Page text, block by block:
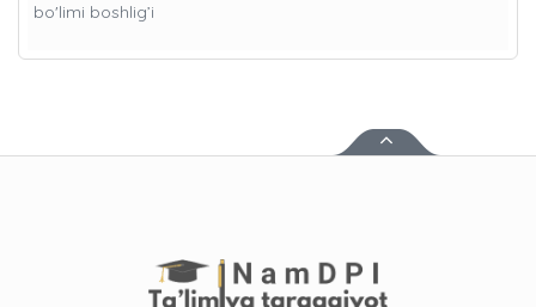
bo'limi boshlig’i